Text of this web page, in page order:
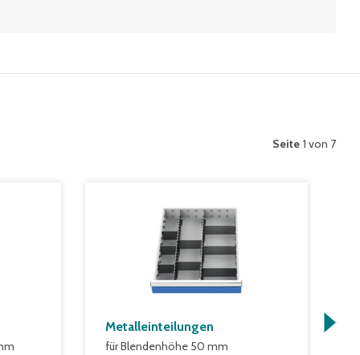
Seite 1 von 7
Metalleinteilungen
für Blendenhöhe 50 mm